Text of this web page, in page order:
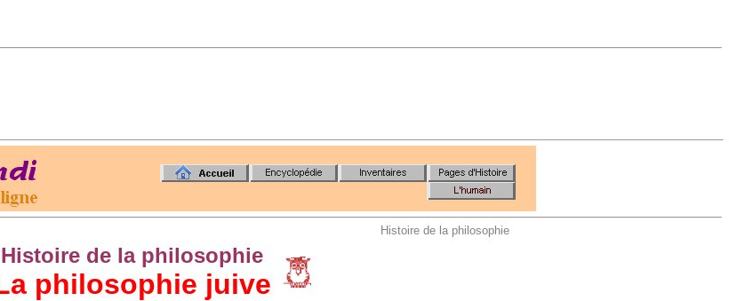
Histoire de la philosophie
Histoire de la philosophie
philosophie juive